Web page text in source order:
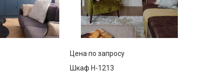
Цена по запросу
Шкаф Н-1213